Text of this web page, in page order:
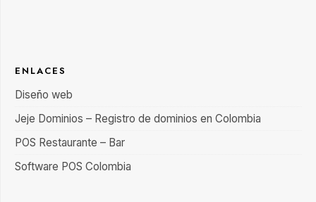
ENLACES
Diseño web
Jeje Dominios – Registro de dominios en Colombia
POS Restaurante – Bar
Software POS Colombia